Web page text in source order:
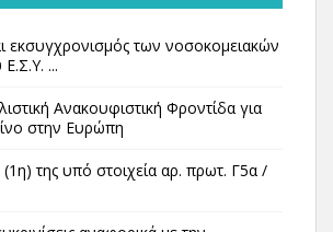
εκσυγχρονισμός των νοσοκομειακών
...
Ανακουφιστική Φροντίδα για
στην Ευρώπη
της υπό στοιχεία αρ. πρωτ. Γ5α /